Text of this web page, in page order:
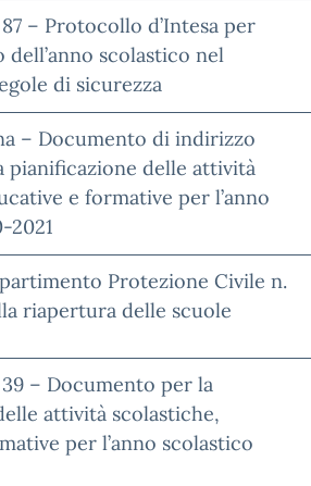
– Protocollo d’Intesa per
dell’anno scolastico nel
di sicurezza
– Documento di indirizzo
pianificazione delle attività
e formative per l’anno
2021
Protezione Civile n.
riapertura delle scuole
– Documento per la
attività scolastiche,
per l’anno scolastico